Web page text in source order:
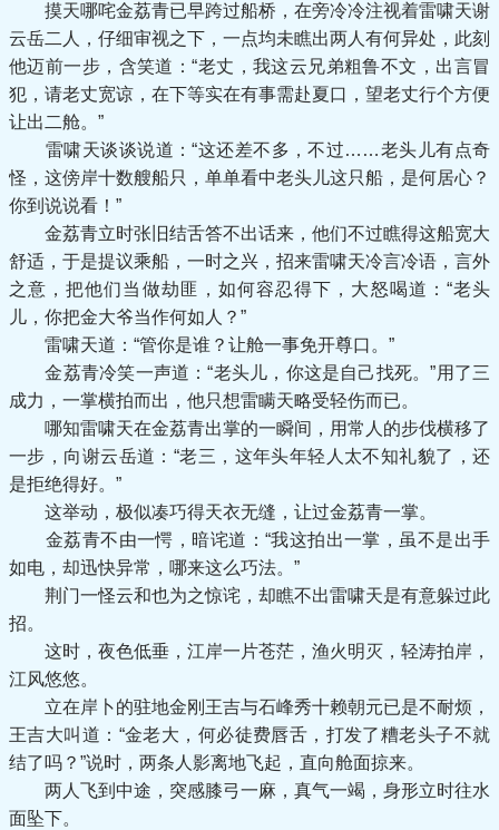
摸天哪咤金荔青已早跨过船桥，在旁冷冷注视着雷啸天谢
云岳二人，仔细审视之下，一点均未瞧出两人有何异处，此刻
他迈前一步，含笑道：“老丈，我这云兄弟粗鲁不文，出言冒
犯，请老丈宽谅，在下等实在有事需赴夏口，望老丈行个方便
让出二舱。”
雷啸天谈谈说道：“这还差不多，不过……老头儿有点奇
怪，这傍岸十数艘船只，单单看中老头儿这只船，是何居心？
你到说说看！”
金荔青立时张旧结舌答不出话来，他们不过瞧得这船宽大
舒适，于是提议乘船，一时之兴，招来雷啸天冷言冷语，言外
之意，把他们当做劫匪，如何容忍得下，大怒喝道：“老头
儿，你把金大爷当作何如人？”
雷啸天道：“管你是谁？让舱一事免开尊口。”
金荔青冷笑一声道：“老头儿，你这是自己找死。”用了三
成力，一掌横拍而出，他只想雷瞒天略受轻伤而已。
哪知雷啸天在金荔青出掌的一瞬间，用常人的步伐横移了
一步，向谢云岳道：“老三，这年头年轻人太不知礼貌了，还
是拒绝得好。”
这举动，极似凑巧得天衣无缝，让过金荔青一掌。
金荔青不由一愕，暗诧道：“我这拍出一掌，虽不是出手
如电，却迅快异常，哪来这么巧法。”
荆门一怪云和也为之惊诧，却瞧不出雷啸天是有意躲过此
招。
这时，夜色低垂，江岸一片苍茫，渔火明灭，轻涛拍岸，
江风悠悠。
立在岸卜的驻地金刚王吉与石峰秀十赖朝元已是不耐烦，
王吉大叫道：“金老大，何必徒费唇舌，打发了糟老头子不就
结了吗？”说时，两条人影离地飞起，直向舱面掠来。
两人飞到中途，突感膝弓一麻，真气一竭，身形立时往水
面坠下。